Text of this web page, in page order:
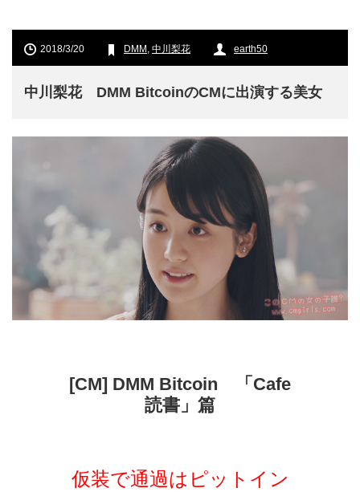
2018/3/20 DMM , 中川梨花 earth50
中川梨花 DMM BitcoinのCMに出演する美女
[CM] DMM Bitcoin 「Cafe
読書」篇
仮装で通過はピットイン